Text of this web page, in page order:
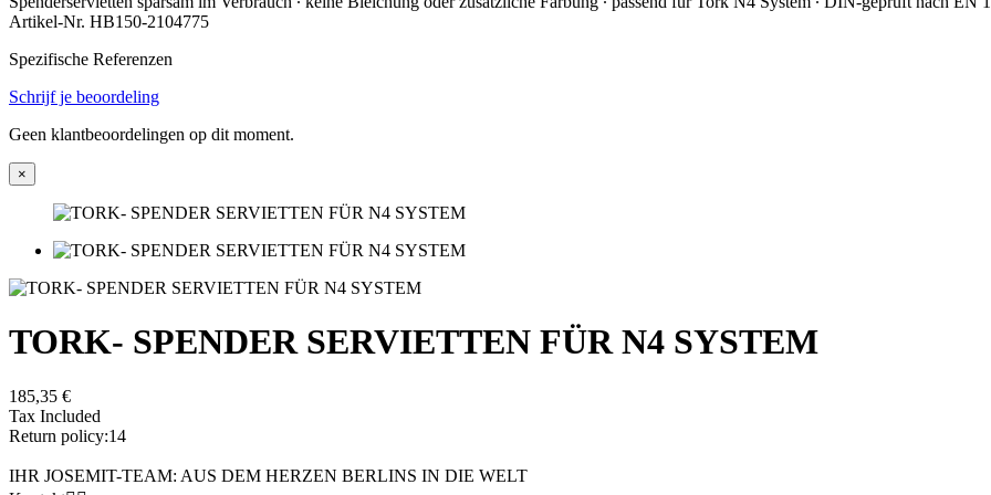
Artikel-Nr. HB150-2104775
Spezifische Referenzen
Schrijf je beoordeling
Geen klantbeoordelingen op dit moment.
×
TORK- SPENDER SERVIETTEN FÜR N4 SYSTEM
185,35 €
Tax Included
Return policy:14
IHR JOSEMIT-TEAM: AUS DEM HERZEN BERLINS IN DIE WELT